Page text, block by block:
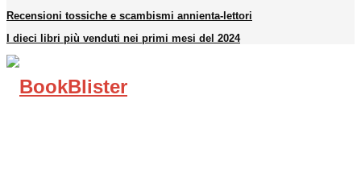
Recensioni tossiche e scambismi annienta-lettori
I dieci libri più venduti nei primi mesi del 2024
Facebook
Instagram
Linkedin
Youtube
Telegram